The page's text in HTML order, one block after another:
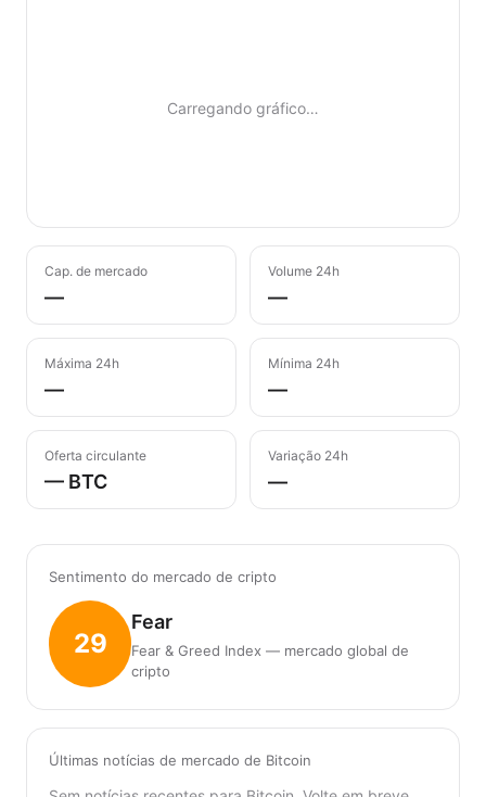
Carregando gráfico…
Cap. de mercado
—
Volume 24h
—
Máxima 24h
—
Mínima 24h
—
Oferta circulante
— BTC
Variação 24h
—
Sentimento do mercado de cripto
29
Fear
Fear & Greed Index — mercado global de
cripto
Últimas notícias de mercado de Bitcoin